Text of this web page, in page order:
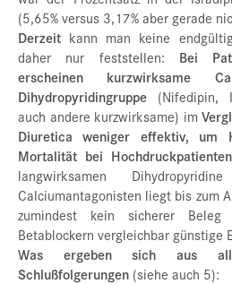
(5,65% versus 3,17% aber gerade
Derzeit kann man keine
daher nur feststellen: Bei
erscheinen kurzwirksame
Dihydropyridingruppe (Nifedipin,
auch andere kurzwirksame) im
Diuretica weniger effektiv, um
Mortalität bei
langwirksamen
Calciumantagonisten liegt bis zum
zumindest kein sicherer
Betablockern vergleichbar günstige
Was ergeben sich aus
Schlußfolgerungen (siehe auch 5):